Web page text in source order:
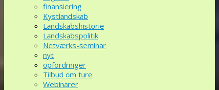
finansiering
Kystlandskab
Landskabshistorie
Landskabspolitik
Netværks-seminar
nyt
opfordringer
Tilbud om ture
Webinarer